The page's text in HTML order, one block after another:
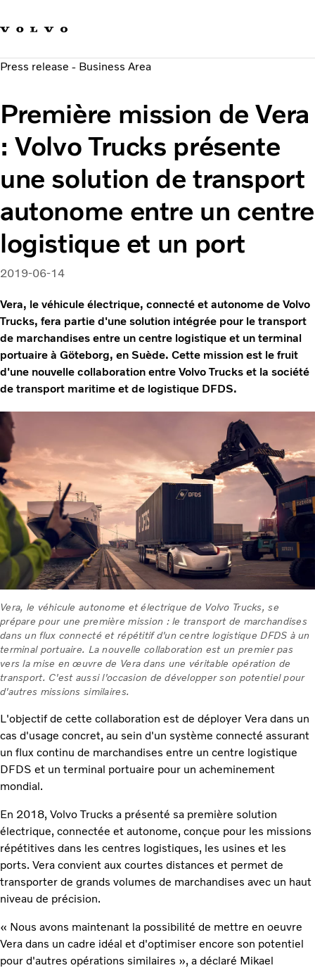
Sustainable Transportation
News & Media
About us
Press release - Business Area
Première mission de Vera
: Volvo Trucks présente
une solution de transport
autonome entre un centre
logistique et un port
2019-06-14
Vera, le véhicule électrique, connecté et autonome de Volvo
Trucks, fera partie d'une solution intégrée pour le transport
de marchandises entre un centre logistique et un terminal
portuaire à Göteborg, en Suède. Cette mission est le fruit
d'une nouvelle collaboration entre Volvo Trucks et la société
de transport maritime et de logistique DFDS.
Vera, le véhicule autonome et électrique de Volvo Trucks, se
prépare pour une première mission : le transport de marchandises
dans un flux connecté et répétitif d'un centre logistique DFDS à un
terminal portuaire. La nouvelle collaboration est un premier pas
vers la mise en œuvre de Vera dans une véritable opération de
transport. C'est aussi l'occasion de développer son potentiel pour
d'autres missions similaires.
L'objectif de cette collaboration est de déployer Vera dans un
cas d'usage concret, au sein d'un système connecté assurant
un flux continu de marchandises entre un centre logistique
DFDS et un terminal portuaire pour un acheminement
mondial.
En 2018, Volvo Trucks a présenté sa première solution
électrique, connectée et autonome, conçue pour les missions
répétitives dans les centres logistiques, les usines et les
ports. Vera convient aux courtes distances et permet de
transporter de grands volumes de marchandises avec un haut
niveau de précision.
« Nous avons maintenant la possibilité de mettre en oeuvre
Vera dans un cadre idéal et d'optimiser encore son potentiel
pour d'autres opérations similaires », a déclaré Mikael